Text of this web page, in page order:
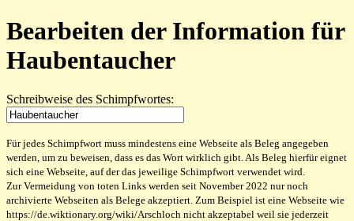
Bearbeiten der Information für
Haubentaucher
Schreibweise des Schimpfwortes:
Für jedes Schimpfwort muss mindestens eine Webseite als Beleg angegeben
werden, um zu beweisen, dass es das Wort wirklich gibt. Als Beleg hierfür eignet
sich eine Webseite, auf der das jeweilige Schimpfwort verwendet wird.
Zur Vermeidung von toten Links werden seit November 2022 nur noch
archivierte Webseiten als Belege akzeptiert. Zum Beispiel ist eine Webseite wie
https://de.wiktionary.org/wiki/Arschloch nicht akzeptabel weil sie jederzeit